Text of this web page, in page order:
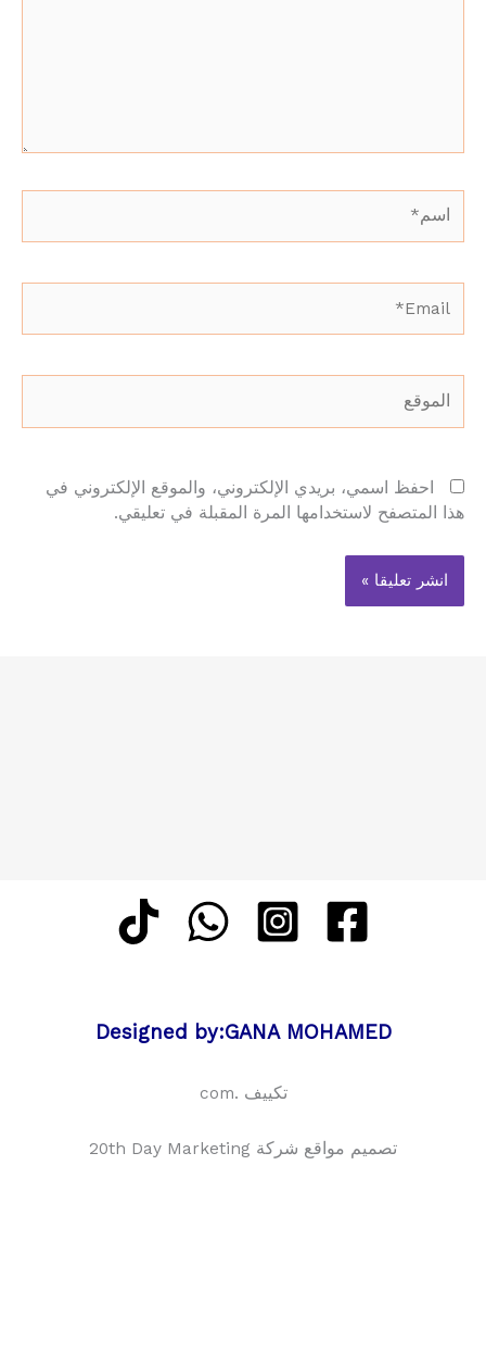
احفظ اسمي، بريدي الإلكتروني، والموقع الإلكتروني في
هذا المتصفح لاستخدامها المرة المقبلة في تعليقي.
Designed by:GANA MOHAMED
تكييف .com
تصميم مواقع شركة 20th Day Marketing